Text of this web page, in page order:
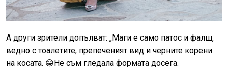
А други зрители допълват: „Маги е само патос и фалш,
ведно с тоалетите, препеченият вид и черните корени
на косата. 😁Не съм гледала формата досега.